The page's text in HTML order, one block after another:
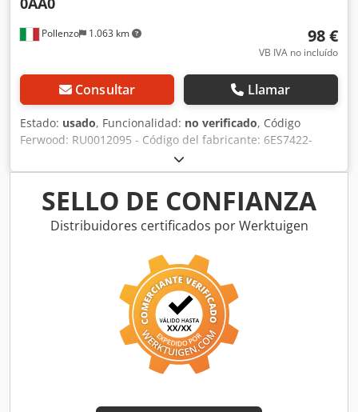
Pollenzo 1.063 km 98 €
VB IVA no incluído
Consultar Llamar
Estado: usado, Funcionalidad: no verificado, Código
Ferwood: RU0012095 - Código del fabricante: 6ES7422-
1BL00-0AA0 - Estado: Usado - Funcionalidad: No probado -
Máquina compatible: SIERRA CIRCULAR HOLZMA - Si está
interesado, ofrecemos servicio de revisión, póngase en
contacto con nosotros. Cedpfxjzmhqus Ahbeha
SELLO DE CONFIANZA
Distribuidores certificados por Werktuigen